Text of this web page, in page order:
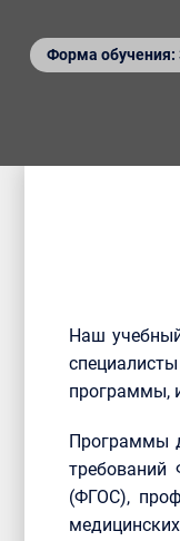
Форма обучения:
Наш
программы,
Программы
требований
(ФГОС),